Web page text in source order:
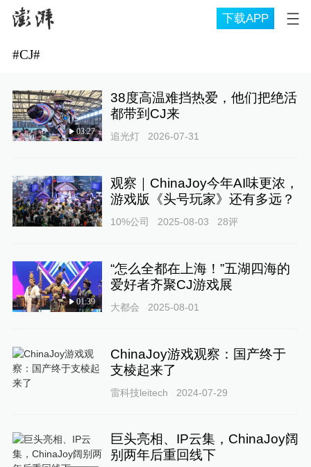
下载APP
#CJ#
03:27
38度高温难挡热爱，他们把绝活
都带到CJ来
追光灯 2026-07-31
观察｜ChinaJoy今年AI味更浓，
游戏版《头号玩家》还有多远？
10%公司 2025-08-03 28评
01:39
“怎么全都在上海！”五湖四海的
爱好者齐聚CJ游戏展
大都会 2025-08-01
ChinaJoy游戏观察：国产终于
支棱起来了
雷科技leitech 2024-07-29
巨头亮相、IP云集，ChinaJoy阔
别两年后重回线下